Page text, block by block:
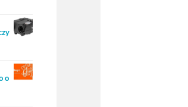
o